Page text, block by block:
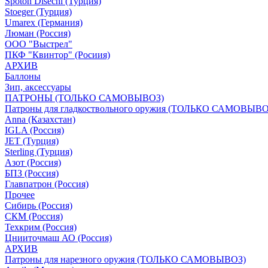
Stoeger (Турция)
Umarex (Германия)
Люман (Россия)
ООО "Выстрел"
ПКФ "Квинтор" (Росиия)
АРХИВ
Баллоны
Зип, аксессуары
ПАТРОНЫ (ТОЛЬКО САМОВЫВОЗ)
Патроны для гладкоствольного оружия (ТОЛЬКО
Anna (Казахстан)
IGLA (Россия)
JET (Турция)
Sterling (Турция)
Азот (Россия)
БПЗ (Россия)
Главпатрон (Россия)
Прочее
Сибирь (Россия)
СКМ (Россия)
Техкрим (Россия)
Цнииточмаш АО (Россия)
АРХИВ
Патроны для нарезного оружия (ТОЛЬКО САМОВЫВОЗ)